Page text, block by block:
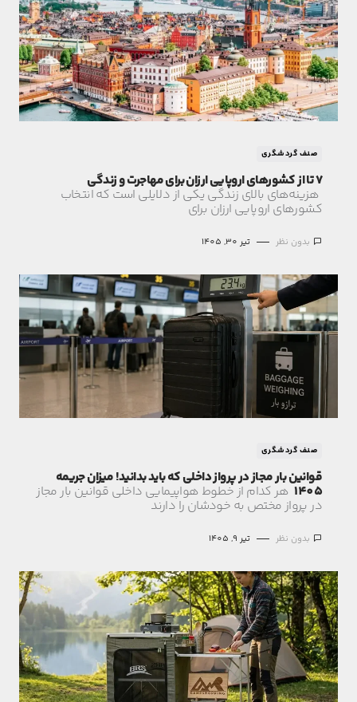
صنف گردشگری
7 تا از کشورهای اروپایی ارزان برای مهاجرت و زندگی
هزینه‌های بالای زندگی یکی از دلایلی است که انتخاب
کشورهای اروپایی ارزان برای
بدون نظر تیر 30, 1405
صنف گردشگری
قوانین بار مجاز در پرواز داخلی که باید بدانید! میزان جریمه
1405 هر کدام از خطوط هواپیمایی داخلی قوانین بار مجاز
در پرواز مختص به خودشان را دارند
بدون نظر تیر 9, 1405